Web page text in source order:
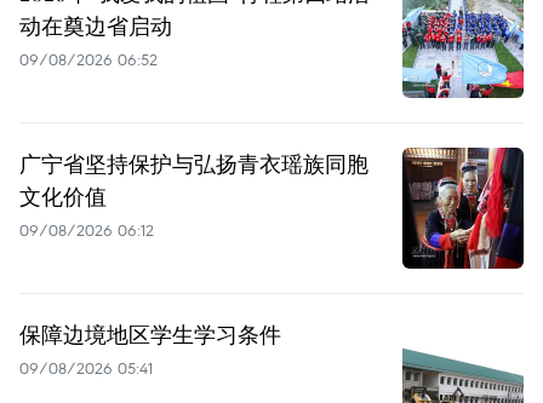
动在奠边省启动
09/08/2026 06:52
广宁省坚持保护与弘扬青衣瑶族同胞
文化价值
09/08/2026 06:12
保障边境地区学生学习条件
09/08/2026 05:41